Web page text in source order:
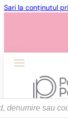
Sari la conținutul
1 - 3